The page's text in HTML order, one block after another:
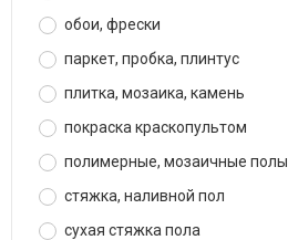
обои, фрески
паркет, пробка, плинтус
плитка, мозаика, камень
покраска краскопультом
полимерные, мозаичные полы
стяжка, наливной пол
сухая стяжка пола